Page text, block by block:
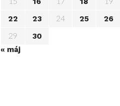
22
23 24 25 26
29
30
« máj